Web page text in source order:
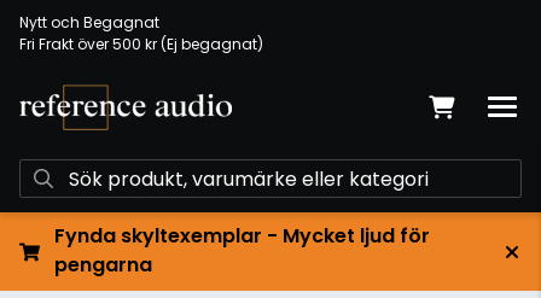
Nytt och Begagnat
Fri Frakt över 500 kr (Ej begagnat)
Fynda skyltexemplar - Mycket ljud för
pengarna